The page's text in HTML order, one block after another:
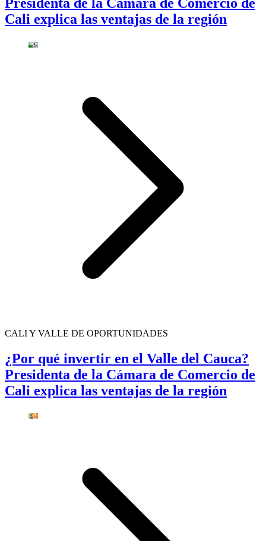
Cali explica las ventajas de la región
CALI Y VALLE DE OPORTUNIDADES
¿Por qué invertir en el Valle del Cauca?
Presidenta de la Cámara de Comercio de
Cali explica las ventajas de la región